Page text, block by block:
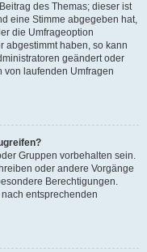
des Themas; dieser ist
eine Stimme abgegeben hat,
die Umfrageoption
abgestimmt haben, so kann
geändert oder
von laufenden Umfragen
Gruppen vorbehalten sein.
oder andere Vorgänge
Berechtigungen.
entsprechenden